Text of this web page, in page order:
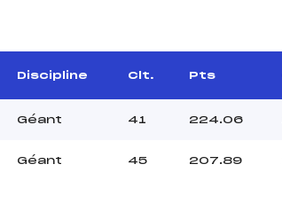
Discipline Clt. Pts
Géant 41 224.06
Géant 45 207.89